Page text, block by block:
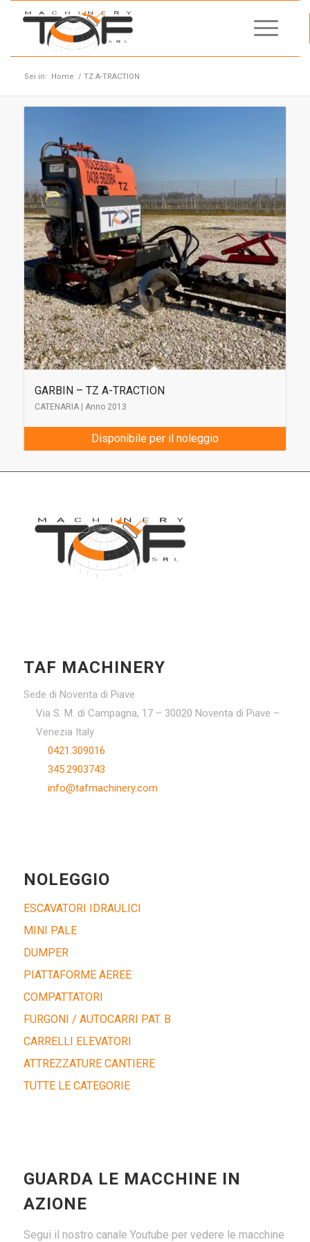
Sei in: Home / TZ A-TRACTION
GARBIN – TZ A-TRACTION
CATENARIA | Anno 2013
Disponibile per il noleggio
TAF MACHINERY
Sede di Noventa di Piave
Via S. M. di Campagna, 17 – 30020 Noventa di Piave –
Venezia Italy
0421.309016
345.2903743
info@tafmachinery.com
NOLEGGIO
ESCAVATORI IDRAULICI
MINI PALE
DUMPER
PIATTAFORME AEREE
COMPATTATORI
FURGONI / AUTOCARRI PAT. B
CARRELLI ELEVATORI
ATTREZZATURE CANTIERE
TUTTE LE CATEGORIE
GUARDA LE MACCHINE IN
AZIONE
Segui il nostro canale Youtube per vedere le macchine